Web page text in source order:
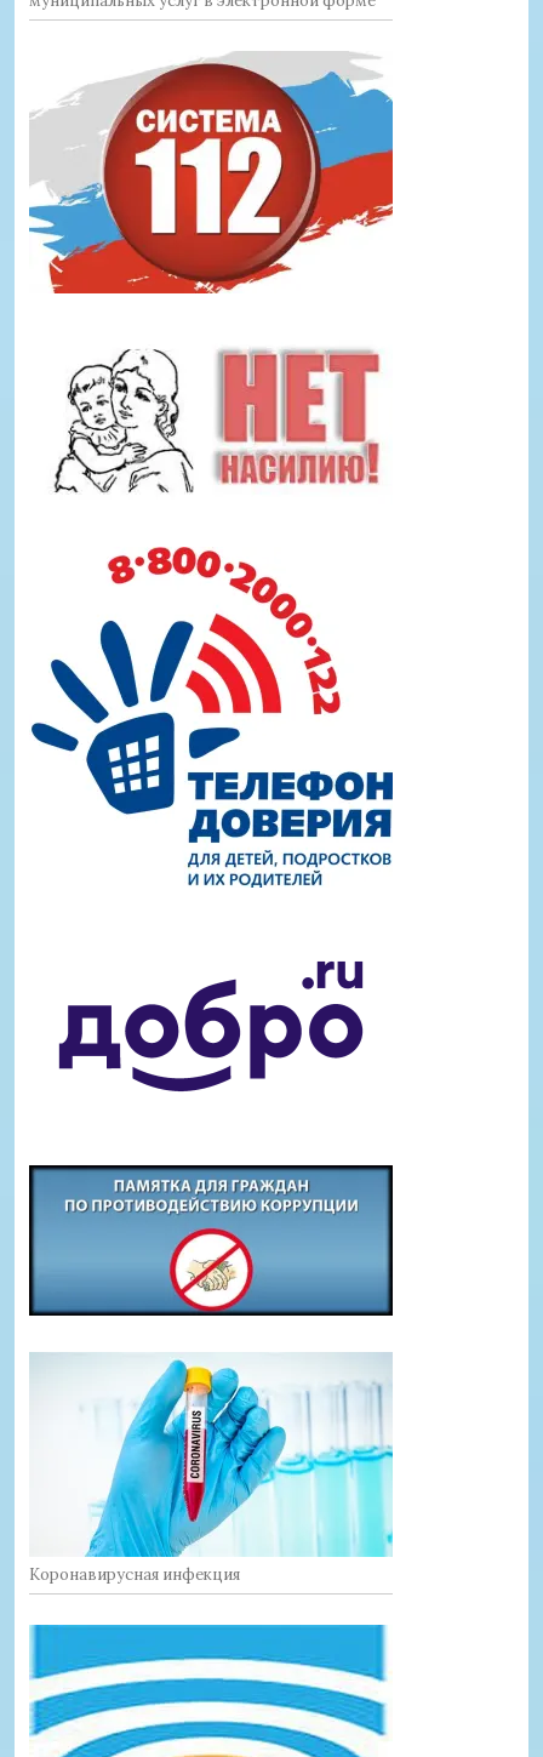
Коронавирусная инфекция